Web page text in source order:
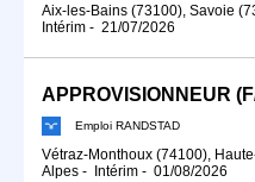
Aix-les-Bains (73100), Savoie
Intérim - 21/07/2026
APPROVISIONNEUR
Emploi RANDSTAD
Vétraz-Monthoux (74100),
Alpes - Intérim - 01/08/2026